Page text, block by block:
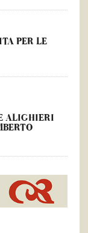
PER LE
ALIGHIERI